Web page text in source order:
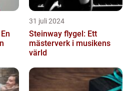
31 juli 2024
Steinway flygel: Ett
mästerverk i musikens
värld